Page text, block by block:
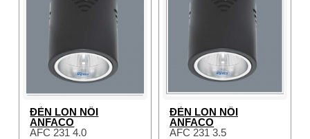
ĐÈN LON NỔI
ANFACO
AFC 231 4.0
ĐÈN LON NỔI
ANFACO
AFC 231 3.5